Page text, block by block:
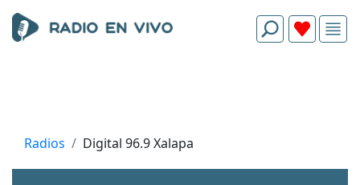
Radios Digital 96.9 Xalapa